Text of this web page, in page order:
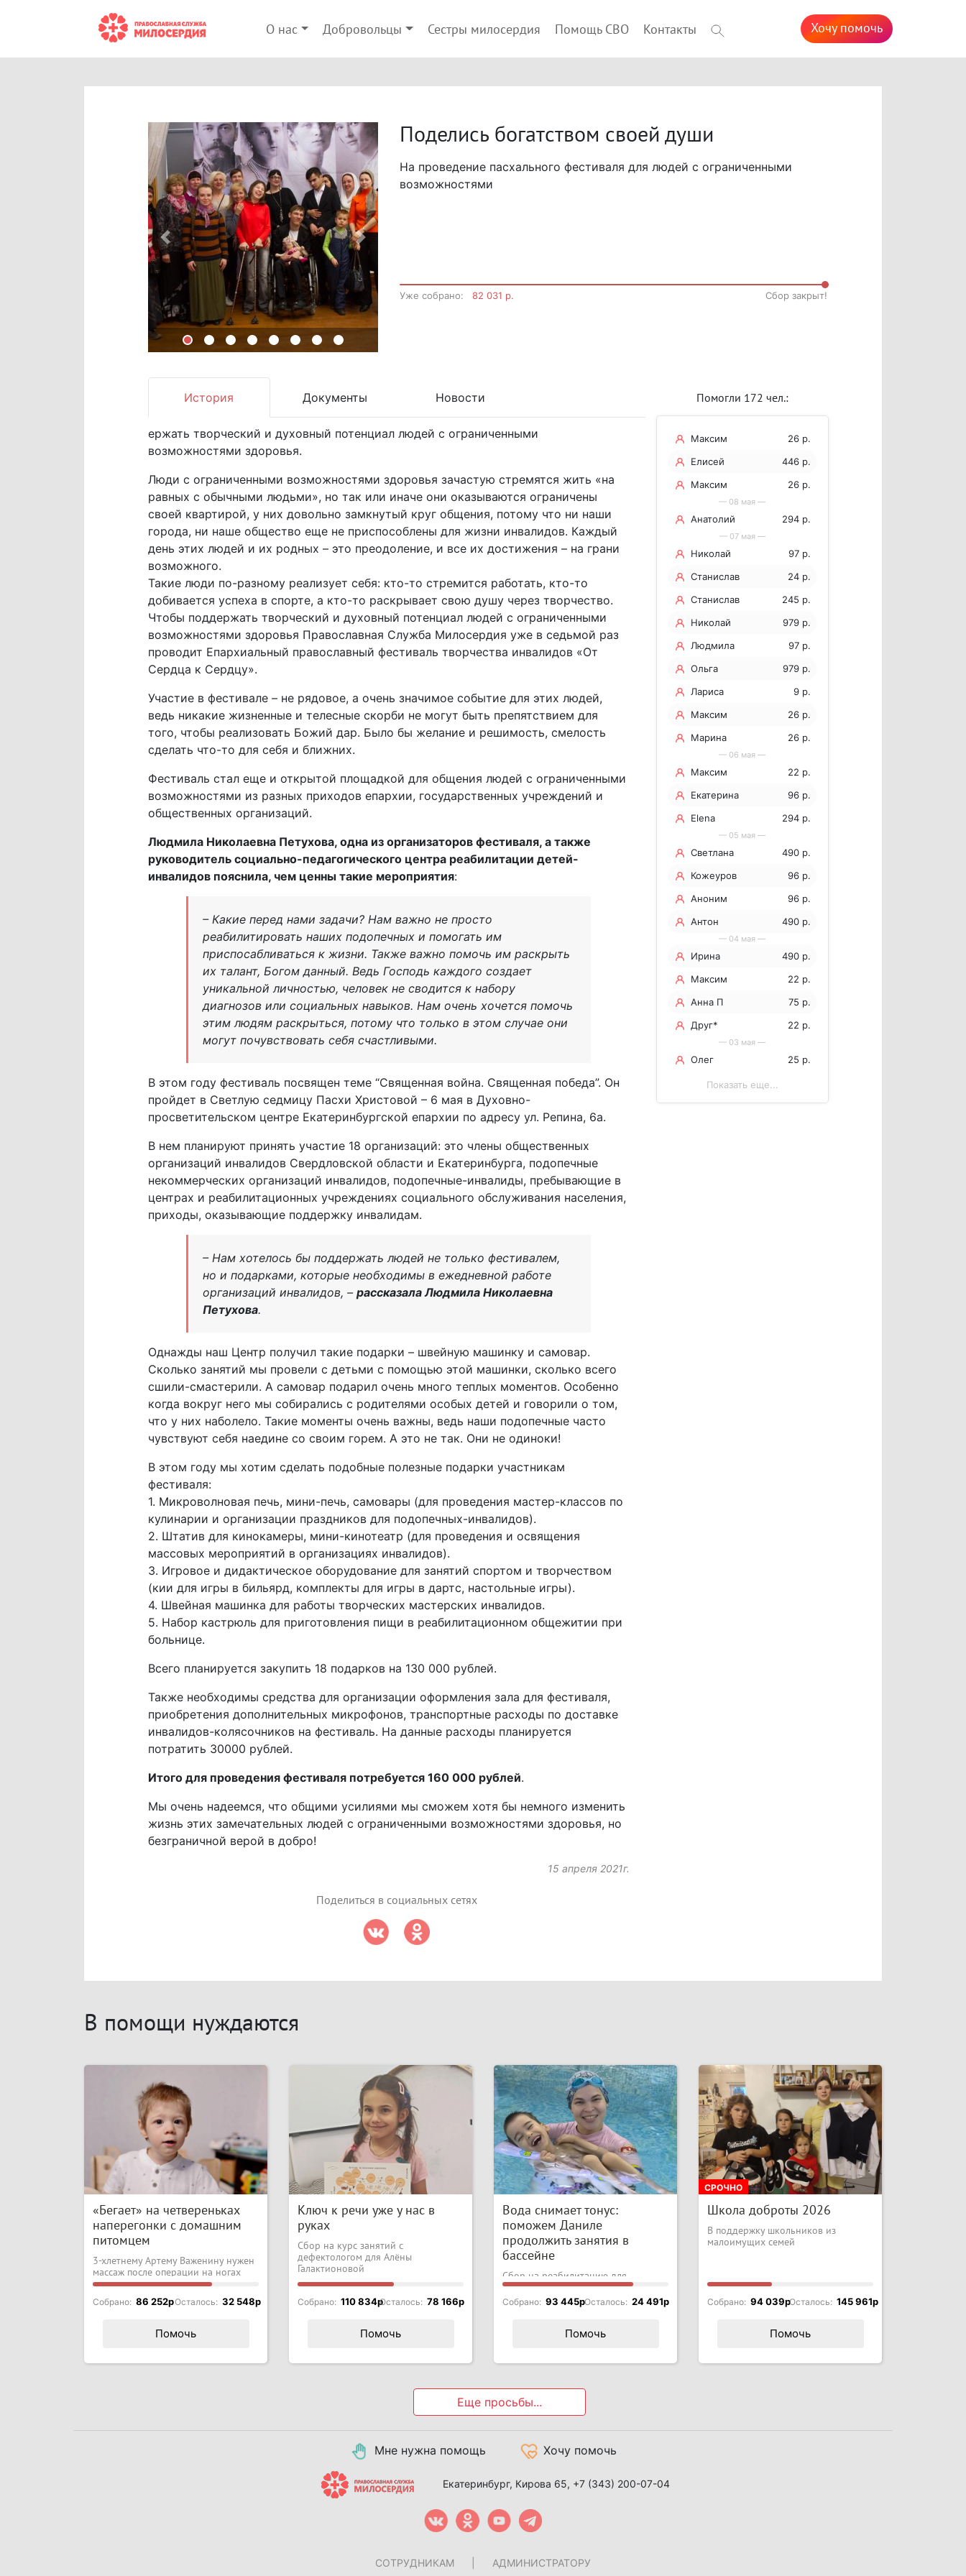
О нас Добровольцы Сестры милосердия Помощь СВО Контакты Хочу помочь
Previous Next
Поделись богатством своей души
На проведение пасхального фестиваля для людей с ограниченными
возможностями
Уже собрано: 82 031 р. Cбор закрыт!
История Документы Новости
ержать творческий и духовный потенциал людей с ограниченными
возможностями здоровья.
Люди с ограниченными возможностями здоровья зачастую стремятся жить «на
равных с обычными людьми», но так или иначе они оказываются ограничены
своей квартирой, у них довольно замкнутый круг общения, потому что ни наши
города, ни наше общество еще не приспособлены для жизни инвалидов. Каждый
день этих людей и их родных – это преодоление, и все их достижения – на грани
возможного.
Такие люди по-разному реализует себя: кто-то стремится работать, кто-то
добивается успеха в спорте, а кто-то раскрывает свою душу через творчество.
Чтобы поддержать творческий и духовный потенциал людей с ограниченными
возможностями здоровья Православная Служба Милосердия уже в седьмой раз
проводит Епархиальный православный фестиваль творчества инвалидов «От
Сердца к Сердцу».
Участие в фестивале – не рядовое, а очень значимое событие для этих людей,
ведь никакие жизненные и телесные скорби не могут быть препятствием для
того, чтобы реализовать Божий дар. Было бы желание и решимость, смелость
сделать что-то для себя и ближних.
Фестиваль стал еще и открытой площадкой для общения людей с ограниченными
возможностями из разных приходов епархии, государственных учреждений и
общественных организаций.
Людмила Николаевна Петухова, одна из организаторов фестиваля, а также
руководитель социально-педагогического центра реабилитации детей-
инвалидов пояснила, чем ценны такие мероприятия:
– Какие перед нами задачи? Нам важно не просто
реабилитировать наших подопечных и помогать им
приспосабливаться к жизни. Также важно помочь им раскрыть
их талант, Богом данный. Ведь Господь каждого создает
уникальной личностью, человек не сводится к набору
диагнозов или социальных навыков. Нам очень хочется помочь
этим людям раскрыться, потому что только в этом случае они
могут почувствовать себя счастливыми.
В этом году фестиваль посвящен теме “Священная война. Священная победа”. Он
пройдет в Светлую седмицу Пасхи Христовой – 6 мая в Духовно-
просветительском центре Екатеринбургской епархии по адресу ул. Репина, 6а.
В нем планируют принять участие 18 организаций: это члены общественных
организаций инвалидов Свердловской области и Екатеринбурга, подопечные
некоммерческих организаций инвалидов, подопечные-инвалиды, пребывающие в
центрах и реабилитационных учреждениях социального обслуживания населения,
приходы, оказывающие поддержку инвалидам.
– Нам хотелось бы поддержать людей не только фестивалем,
но и подарками, которые необходимы в ежедневной работе
организаций инвалидов, –рассказала Людмила Николаевна
Петухова.
Однажды наш Центр получил такие подарки – швейную машинку и самовар.
Сколько занятий мы провели с детьми с помощью этой машинки, сколько всего
сшили-смастерили. А самовар подарил очень много теплых моментов. Особенно
когда вокруг него мы собирались с родителями особых детей и говорили о том,
что у них наболело. Такие моменты очень важны, ведь наши подопечные часто
чувствуют себя наедине со своим горем. А это не так. Они не одиноки!
В этом году мы хотим сделать подобные полезные подарки участникам
фестиваля:
1. Микроволновая печь, мини-печь, самовары (для проведения мастер-классов по
кулинарии и организации праздников для подопечных-инвалидов).
2. Штатив для кинокамеры, мини-кинотеатр (для проведения и освящения
массовых мероприятий в организациях инвалидов).
3. Игровое и дидактическое оборудование для занятий спортом и творчеством
(кии для игры в бильярд, комплекты для игры в дартс, настольные игры).
4. Швейная машинка для работы творческих мастерских инвалидов.
5. Набор кастрюль для приготовления пищи в реабилитационном общежитии при
больнице.
Всего планируется закупить 18 подарков на 130 000 рублей.
Также необходимы средства для организации оформления зала для фестиваля,
приобретения дополнительных микрофонов, транспортные расходы по доставке
инвалидов-колясочников на фестиваль. На данные расходы планируется
потратить 30000 рублей.
Итого для проведения фестиваля потребуется 160 000 рублей.
Мы очень надеемся, что общими усилиями мы сможем хотя бы немного изменить
жизнь этих замечательных людей с ограниченными возможностями здоровья, но
безграничной верой в добро!
15 апреля 2021г.
Поделиться в социальных сетях
Помогли 172 чел.:
Максим
26 р.
Елисей
446 р.
Максим
26 р.
— 08 мая —
Анатолий 294 р.
— 07 мая —
Николай
97 р.
Станислав
24 р.
Станислав
245 р.
Николай
979 р.
Людмила
97 р.
Ольга
979 р.
Лариса
9 р.
Максим
26 р.
Марина
26 р.
— 06 мая —
Максим
22 р.
Екатерина
96 р.
Elena
294 р.
— 05 мая —
Светлана
490 р.
Кожеуров
Сергей
Васильевич
96 р.
Аноним
96 р.
Антон
490 р.
— 04 мая —
Ирина
490 р.
Максим
22 р.
Анна П
75 р.
Друг*
22 р.
— 03 мая —
Олег 25 р.
Показать еще...
В помощи нуждаются
«Бегает» на четвереньках
наперегонки с домашним
питомцем
3-хлетнему Артему Важенину нужен
массаж после операции на ногах
Собрано: 86 252pОсталось: 32 548p
Помочь
Ключ к речи уже у нас в
руках
Сбор на курс занятий с
дефектологом для Алёны
Галактионовой
Собрано: 110 834pОсталось: 78 166p
Помочь
Вода снимает тонус:
поможем Даниле
продолжить занятия в
бассейне
Сбор на реабилитацию для
мальчика с ДЦП
Собрано: 93 445pОсталось: 24 491p
Помочь
СРОЧНО
Школа доброты 2026
В поддержку школьников из
малоимущих семей
Собрано: 94 039pОсталось: 145 961p
Помочь
Еще просьбы...
Мне нужна помощь Хочу помочь
Екатеринбург, Кирова 65, +7 (343) 200-07-04
СОТРУДНИКАМ АДМИНИСТРАТОРУ